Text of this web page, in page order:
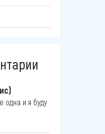
одна и я буду